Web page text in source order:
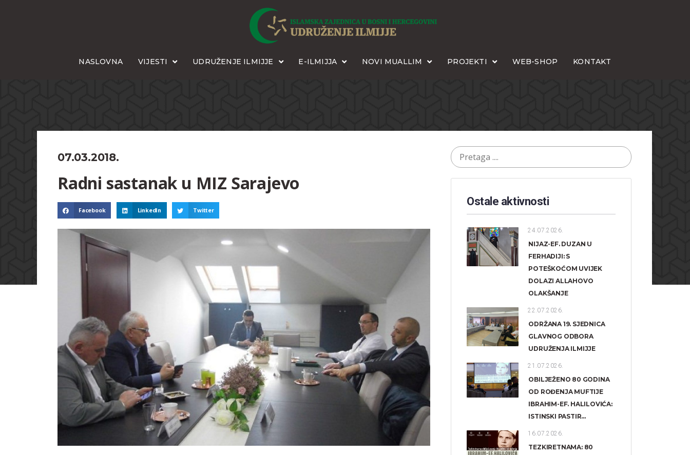
NASLOVNA VIJESTI UDRUŽENJE ILMIJJE E-ILMIJJA NOVI MUALLIM PROJEKTI WEB-SHOP KONTAKT
07.03.2018.
Radni sastanak u MIZ Sarajevo
Facebook LinkedIn Twitter
Ostale aktivnosti
24.07.2026.
NIJAZ-EF. DUZAN U
FERHADIJI: S
POTEŠKOĆOM UVIJEK
DOLAZI ALLAHOVO
OLAKŠANJE
22.07.2026.
ODRŽANA 19. SJEDNICA
GLAVNOG ODBORA
UDRUŽENJA ILMIJJE
21.07.2026.
OBILJEŽENO 80 GODINA
OD ROĐENJA MUFTIJE
IBRAHIM-EF. HALILOVIĆA:
ISTINSKI PASTIR...
16.07.2026.
TEZKIRETNAMA: 80